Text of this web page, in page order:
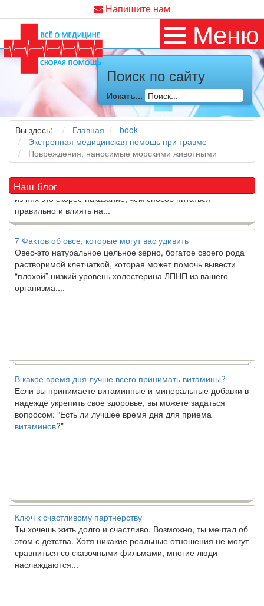
Напишите нам
Меню
Поиск по сайту
Искать...
Вы здесь: Главная
book
Экстренная медицинская помошь при травме
Повреждения, наносимые морскими животными
Наш блог
Как я заболел во время локдауна?
Это странная ситуация: вы соблюдали все меры
предосторожности COVID-19 (вы почти все время дома),
но, тем не менее, вы каким-то образом простудились. Вы
можете задаться...
5 причин обратить внимание на средиземноморскую диету
приходят в нашужизньи быстро исчезают из нее. Многие
из них это скорее наказание, чем способ питаться
правильно и влиять на...
7 Фактов об овсе, которые могут вас удивить
Овес-это натуральное цельное зерно, богатое своего рода
растворимой клетчаткой, которая может помочь вывести
“плохой” низкий уровень холестерина ЛПНП из вашего
организма....
В какое время дня лучше всего принимать витамины?
Если вы принимаете витаминные и минеральные добавки в
надежде укрепить свое здоровье, вы можете задаться
вопросом: “Есть ли лучшее время дня для приема
витаминов ?”
Ключ к счастливому партнерству
Ты хочешь жить долго и счастливо. Возможно, ты мечтал об
этом с детства. Хотя никакие реальные отношения не могут
сравниться со сказочными фильмами, многие люди
наслаждаются...